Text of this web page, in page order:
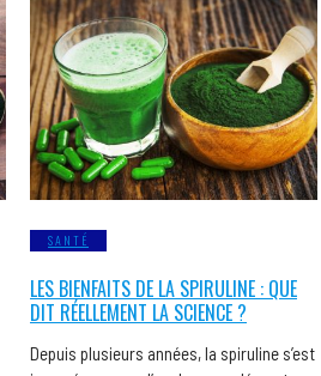
SANTÉ
LES BIENFAITS DE LA SPIRULINE : QUE
DIT RÉELLEMENT LA SCIENCE ?
Depuis plusieurs années, la spiruline s’est